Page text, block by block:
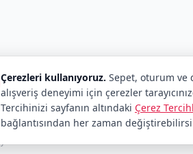
Çerezleri kullanıyoruz. Sepet, oturum ve
alışveriş deneyimi için çerezler
Tercihinizi sayfanın altındaki Çerez
bağlantısından her zaman